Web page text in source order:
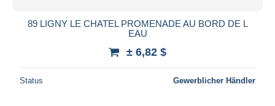
89 LIGNY LE CHATEL PROMENADE AU BORD DE L
EAU
± 6,82 $
Status Gewerblicher Händler